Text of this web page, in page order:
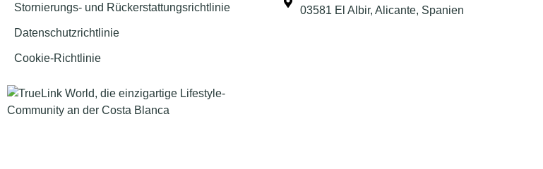
Stornierungs- und Rückerstattungsrichtlinie
Datenschutzrichtlinie
Cookie-Richtlinie
03581 El Albir, Alicante, Spanien